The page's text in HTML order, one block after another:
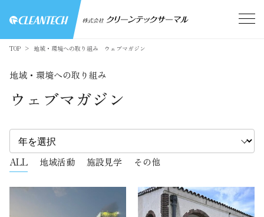
TOP 地域・環境への取り組み ウェブマガジン
地域・環境への取り組み
ウェブマガジン
ALL 地域活動 施設見学 その他